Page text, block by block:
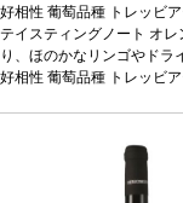
好相性 葡萄品種 トレッビ
あり価格が同様の場合は自
い。
テイスティングノート オレ
り、ほのかなリンゴやドラ
好相性 葡萄品種 トレッビ